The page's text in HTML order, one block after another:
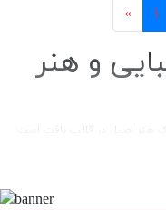
« ۱
و هنر
هنر اصیل در قالب بافت است.
در انواع تابلو فرش
فرصت یگانه را بیشتر کرده
بدون نیاز به مراجعه حضوری